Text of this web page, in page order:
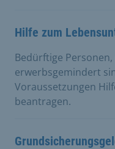
Hilfe zum
Bedürftige
erwerbsgemindert
Voraussetzungen
beantragen.